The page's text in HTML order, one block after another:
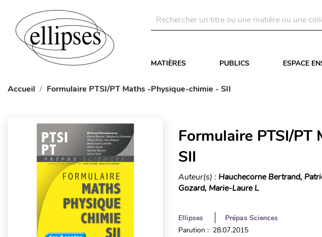
MATIÈRES PUBLICS ESPACE
Accueil Formulaire PTSI/PT Maths -Physique-chimie - SII
Formulaire PTSI/
SII
Auteur(s) : Hauchecorne Bertrand,
Gozard, Marie-Laure L
Ellipses
Prépas Sciences
Parution : 28.07.2015